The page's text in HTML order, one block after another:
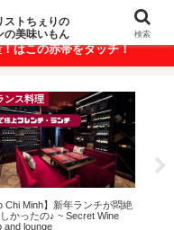
もんが満載！
はこの赤帯をタッチ！
ンス料理
Chi Minh】新年ランチが悶絶
かったの♪ ~ Secret Wine
and lounge
ストちぇりの
の美味いもん
検索